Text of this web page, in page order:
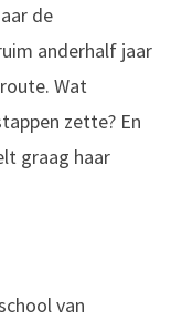
de
anderhalf jaar
Wat
zette? En
graag haar
van